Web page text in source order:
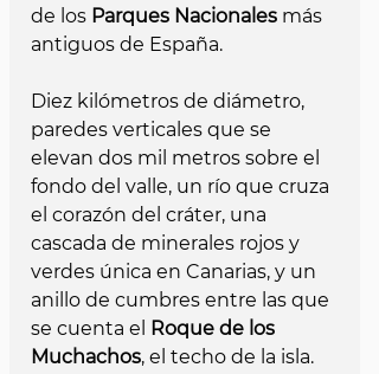
de los Parques Nacionales más
antiguos de España.
Diez kilómetros de diámetro,
paredes verticales que se
elevan dos mil metros sobre el
fondo del valle, un río que cruza
el corazón del cráter, una
cascada de minerales rojos y
verdes única en Canarias, y un
anillo de cumbres entre las que
se cuenta el Roque de los
Muchachos, el techo de la isla.